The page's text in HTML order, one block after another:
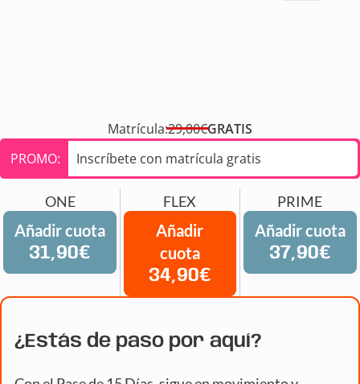
Matrícula:29,00€GRATIS
PROMO:
Inscríbete con matrícula gratis
ONE
Añadir cuota
31,90€
FLEX
Añadir
cuota
34,90€
PRIME
Añadir cuota
37,90€
¿Estás de paso por aquí?